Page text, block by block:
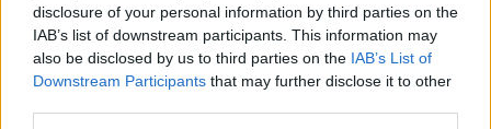
disclosure of your personal information by third parties on the
IAB’s list of downstream participants. This information may
also be disclosed by us to third parties on the IAB’s List of
Downstream Participants that may further disclose it to other
direktorius Arūnas Burkevičius.
„Apgailestaujame, kad Pasvalio klubas
priėmė tokį nelengvą sprendimą. Visgi tik